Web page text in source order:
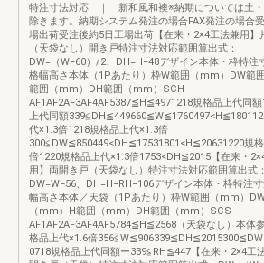
特注寸法対応 ｜ 新和風和襖※納期については土・
除きます。納期システム発注の場合FAX発注の場合
場出荷受注後約5日工場出荷【在来・2×4工法兼用】
（天袋なし）開き戸特注寸法対応範囲算出式：
DW=（W−60）/2、DH=H−48デザイン本体・枠特注
格幅高さ本体（1Pあたり）枠W範囲（mm）DW範
範囲（mm）DH範囲（mm）SCH-
AF1AF2AF3AF4AF5387≦H≦4971218規格品上代同
上代同額
代×1.3倍1218規格品上代×1.3倍
300≦DW≦850449<DH≦17531801<H≦20631220規
倍1220規格品上代×1.3倍1753<DH≦2015【在来・
用】両開き戸（天袋なし）特注寸法対応範囲算出式：
DW=W−56、DH=H−RH−106デザイン本体・枠特注
幅高さ本体／天袋（1Pあたり）枠W範囲（mm）
（mm）H範囲（mm）DH範囲（mm）SCS-
AF1AF2AF3AF4AF5784≦H≦2568（天袋なし）本体
格品上代×1.6倍
0718規格品上代同額ー339≦RH≦447【在来・2×4工